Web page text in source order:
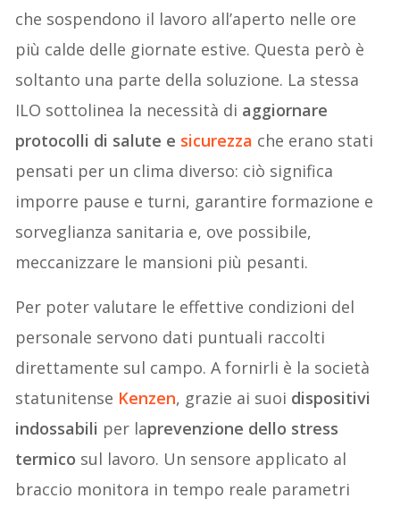
che sospendono il lavoro all’aperto nelle ore
più calde delle giornate estive. Questa però è
soltanto una parte della soluzione. La stessa
ILO sottolinea la necessità di aggiornare
protocolli di salute e sicurezza che erano stati
pensati per un clima diverso: ciò significa
imporre pause e turni, garantire formazione e
sorveglianza sanitaria e, ove possibile,
meccanizzare le mansioni più pesanti.
Per poter valutare le effettive condizioni del
personale servono dati puntuali raccolti
direttamente sul campo. A fornirli è la società
statunitense Kenzen, grazie ai suoi dispositivi
indossabili per laprevenzione dello stress
termico sul lavoro. Un sensore applicato al
braccio monitora in tempo reale parametri